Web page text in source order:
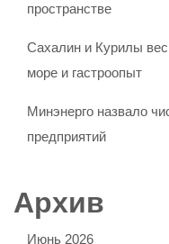
пространстве
Сахалин и Курилы
море и гастроопыт
Минэнерго назвало
предприятий
Архив
Июнь 2026